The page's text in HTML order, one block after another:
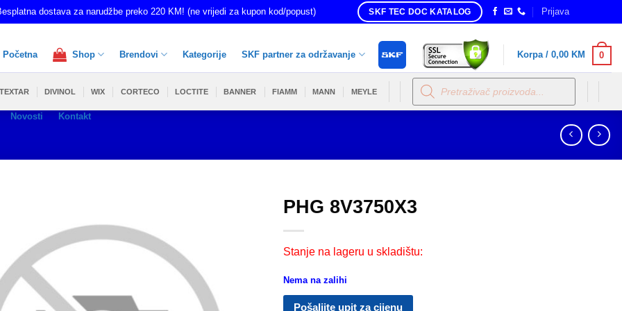
dostava za narudžbe preko 220 KM! (ne vrijedi za kupon kod/popust) SKF TEC DOC KATALOG Prijava
Početna Shop Brendovi Kategorije SKF partner za održavanje
Novosti Kontakt
Korpa / 0,00 KM 0
TEXTAR DIVINOL WIX CORTECO LOCTITE BANNER FIAMM MANN MEYLE
Products
search
PHG 8V3750X3
Stanje na lageru u skladištu:
Nema na zalihi
Pošaljite upit za cijenu